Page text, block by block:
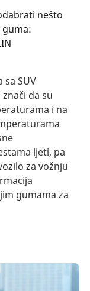
nešto
SUV
da su
i na
ljeti, pa
za vožnju
gumama za